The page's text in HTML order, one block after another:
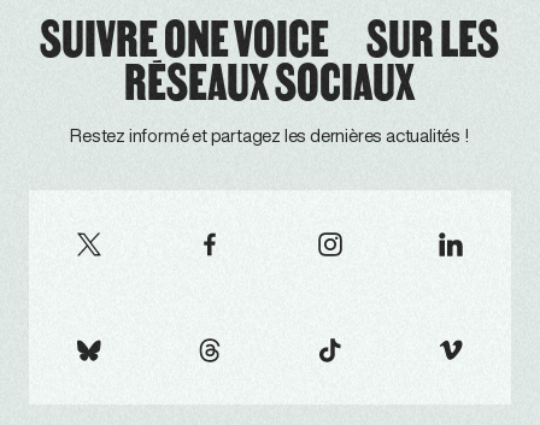
SUIVRE ONE VOICE SUR LES
RÉSEAUX SOCIAUX
Restez informé et partagez les dernières actualités !